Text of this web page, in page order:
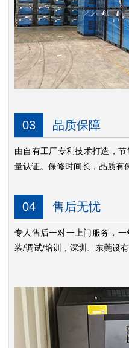
03 品质保障
由自有工厂专利技术打造，
量认证。保修时间长，品质有
04 售后无忧
专人售后一对一上门服务，
装/调试/培训，深圳、东莞设